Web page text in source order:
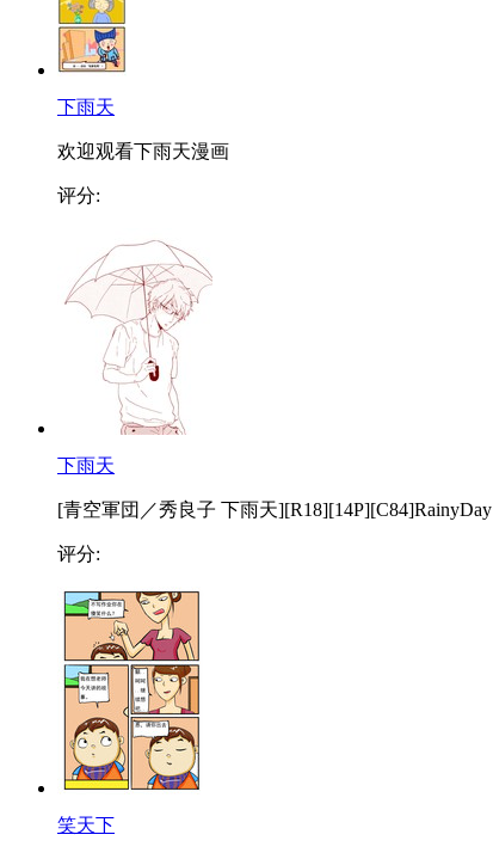
下雨天
欢迎观看下雨天漫画
评分:
下雨天
[青空軍団／秀良子 下雨天][R18][14P][C84]RainyDay
评分:
笑天下